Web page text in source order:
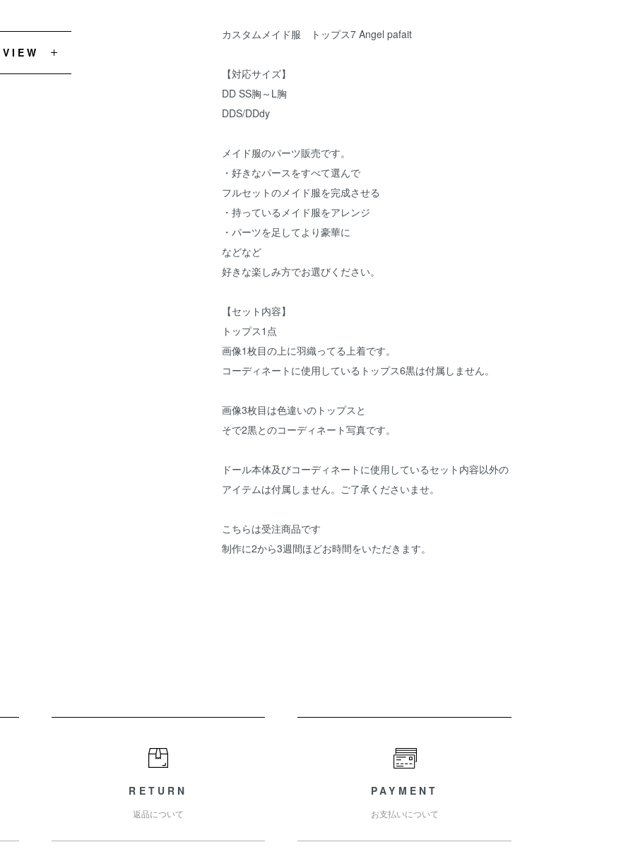
カスタムメイド服 トップス7 Angel pafait
【対応サイズ】
DD SS胸～L胸
DDS/DDdy
メイド服のパーツ販売です。
・好きなパースをすべて選んで
フルセットのメイド服を完成させる
・持っているメイド服をアレンジ
・パーツを足してより豪華に
などなど
好きな楽しみ方でお選びください。
【セット内容】
トップス1点
画像1枚目の上に羽織ってる上着です。
コーディネートに使用しているトップス6黒は付属しません。
画像3枚目は色違いのトップスと
そで2黒とのコーディネート写真です。
ドール本体及びコーディネートに使用しているセット内容以外の
アイテムは付属しません。ご了承くださいませ。
こちらは受注商品です
制作に2から3週間ほどお時間をいただきます。
RETURN
返品について
PAYMENT
お支払いについて